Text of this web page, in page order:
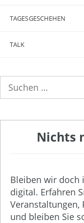
TAGESGESCHEHEN
TALK
nach:
Nichts
Bleiben wir doch
digital. Erfahren
Veranstaltungen,
und bleiben Sie